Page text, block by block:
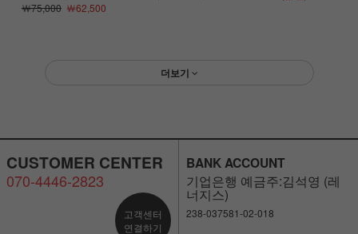
￦75,000￦62,500
더보기
CUSTOMER CENTER
070-4446-2823
고객센터
연결하기
BANK ACCOUNT
기업은행 예금주:김석영 (레
너지스)
238-037581-02-018